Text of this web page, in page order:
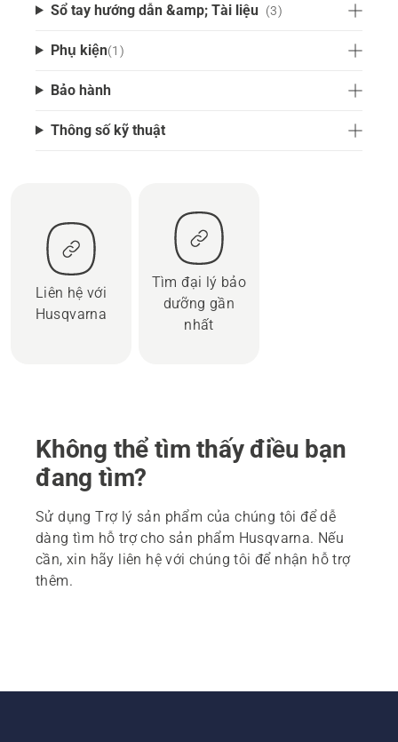
Sổ tay hướng dẫn &amp; Tài liệu (3)
Phụ kiện(1 )
Bảo hành
Thông số kỹ thuật
Liên hệ với
Husqvarna
Tìm đại lý bảo
dưỡng gần
nhất
Không thể tìm thấy điều bạn
đang tìm?
Sử dụng Trợ lý sản phẩm của chúng tôi để dễ
dàng tìm hỗ trợ cho sản phẩm Husqvarna. Nếu
cần, xin hãy liên hệ với chúng tôi để nhận hỗ trợ
thêm.